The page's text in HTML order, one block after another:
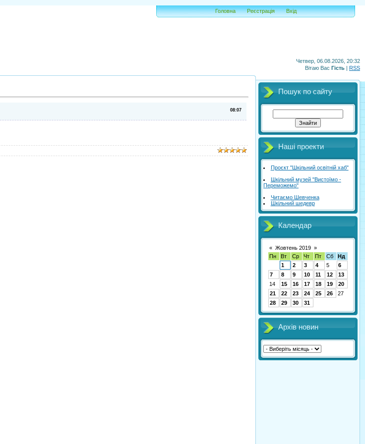
Четвер, 06.08.2026, 20:32
Вітаю Вас Гість | RSS
Головна Реєстрація Вхід
08:07
Пошук по сайту
Наші проекти
Проєкт "Шкільний освітній хаб"
Шкільний музей "Вистоїмо -
Переможемо"
Читаємо Шевченка
Шкільний шедевр
Календар
« Жовтень 2019 »
Пн
Вт Ср Чт Пт Сб
Нд
1
2 3 4 5
6
7
8 9 10 11 12
13
14
15 16 17 18 19
20
21
22 23 24 25 26
27
28
29 30 31
Архів новин